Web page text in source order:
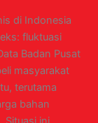
di Indonesia
fluktuasi
Badan Pusat
masyarakat
terutama
bahan